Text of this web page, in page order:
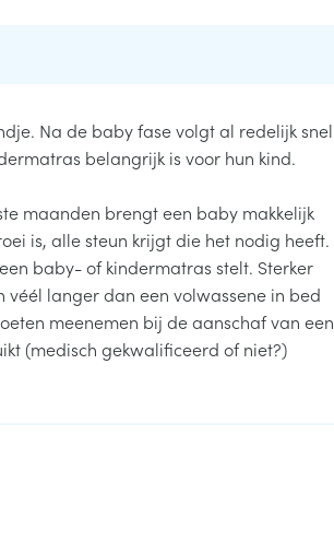
Na de baby fase volgt al redelijk snel
belangrijk is voor hun kind.
maanden brengt een baby makkelijk
is, alle steun krijgt die het nodig heeft.
baby- of kindermatras stelt. Sterker
langer dan een volwassene in bed
meenemen bij de aanschaf van een
(medisch gekwalificeerd of niet?)